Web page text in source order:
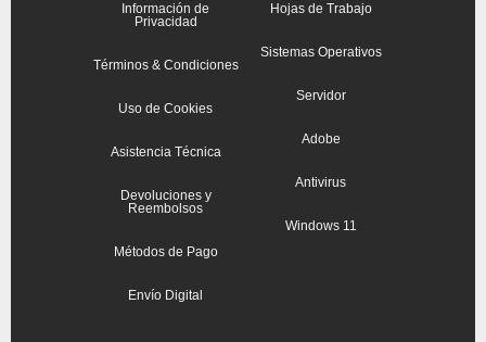
Información de
Privacidad
Términos & Condiciones
Uso de Cookies
Asistencia Técnica
Devoluciones y
Reembolsos
Métodos de Pago
Envío Digital
Hojas de Trabajo
Sistemas Operativos
Servidor
Adobe
Antivirus
Windows 11